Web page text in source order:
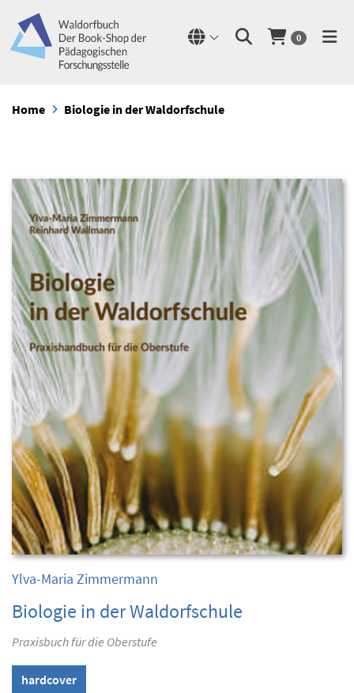
0
Home Biologie in der Waldorfschule
Ylva-Maria Zimmermann
Biologie in der Waldorfschule
Praxisbuch für die Oberstufe
hardcover